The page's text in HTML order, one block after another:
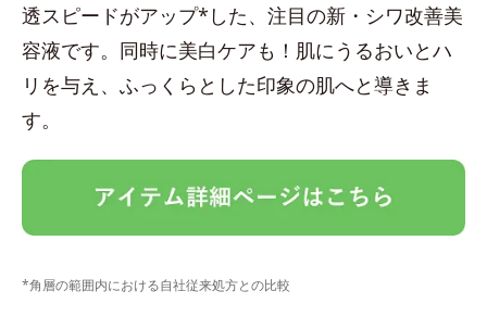
透スピードがアップ*した、注目の新・シワ改善美
容液です。同時に美白ケアも！肌にうるおいとハ
リを与え、ふっくらとした印象の肌へと導きま
す。
*角層の範囲内における自社従来処方との比較